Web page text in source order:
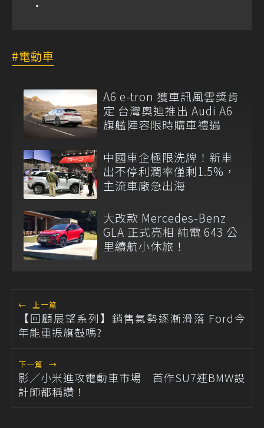
電動車
A6 e-tron 獲車訊風雲獎肯
定 台灣奧迪推出 Audi A6
旗艦陣容限時購車禮遇
中國車企極限洗牌！新車
出不停利潤率僅剩1.5%，
主流車廠急出海
大改款 Mercedes-Benz
GLA 正式亮相 純電 643 公
里續航小休旅！
← 上一篇
【回顧展望系列】銷售氣勢逐漸滑落 Ford今
年能重振旗鼓嗎?
下一篇 →
影／小米進攻電動車市場 首作SU7連BMW設
計師都稱讚！